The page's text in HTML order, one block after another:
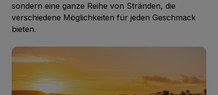
sondern eine ganze Reihe von Stränden, die
verschiedene Möglichkeiten für jeden Geschmack
bieten.